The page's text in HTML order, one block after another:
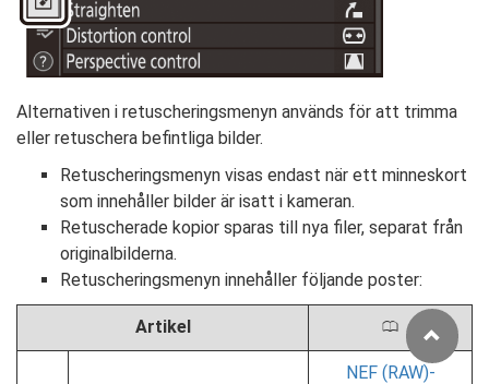
Alternativen i retuscheringsmenyn används för att trimma
eller retuschera befintliga bilder.
Retuscheringsmenyn visas endast när ett minneskort
som innehåller bilder är isatt i kameran.
Retuscherade kopior sparas till nya filer, separat från
originalbilderna.
Retuscheringsmenyn innehåller följande poster:
Artikel 0
NEF (RAW)-